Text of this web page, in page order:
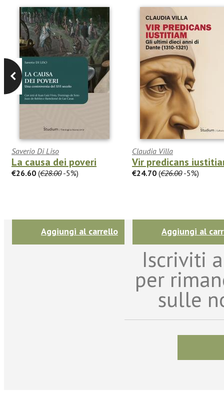
Saverio Di Liso
La causa dei poveri
€26.60 (€28.00-5%)
Aggiungi al carrello
Claudia Villa
Vir predicans
€24.70 (€26.00-5%)
Aggiungi al
Iscriviti
per
sulle